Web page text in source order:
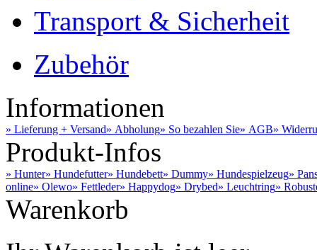
Transport & Sicherheit
Zubehör
Informationen
» Lieferung + Versand» Abholung» So bezahlen Sie» AGB»
Produkt-Infos
» Hunter» Hundefutter» Hundebett» Dummy» Hundespielzeug»
online» Olewo» Fettleder» Happydog» Drybed» Leuchtring»
Warenkorb